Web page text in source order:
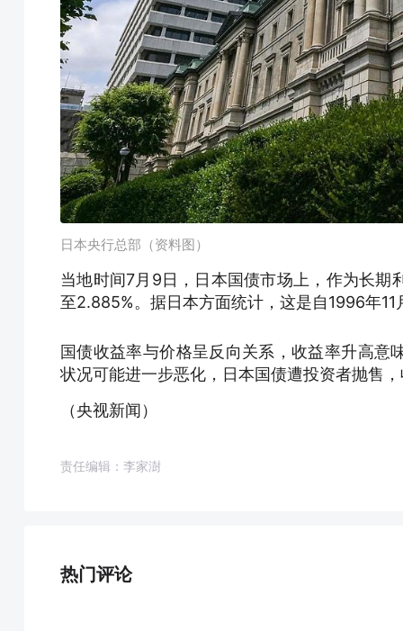
日本央行总部（资料图）
当地时间7月9日，日本国债市场上，作为长期
至2.885%。据日本方面统计，这是自1996年
国债收益率与价格呈反向关系，收益率升高意
状况可能进一步恶化，日本国债遭投资者抛售
（央视新闻）
责任编辑：李家澍
热门评论